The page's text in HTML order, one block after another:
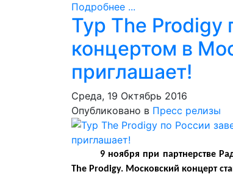
Подробнее ...
Тур The Prodigy
концертом в
приглашает!
Среда, 19 Октябрь 2016
Опубликовано в Пресс релизы
9 ноября при партнерстве
The Prodigy. Московский концерт